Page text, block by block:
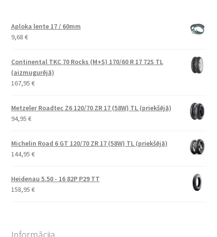
Aploka lente 17 / 60mm
9,68 €
Continental TKC 70 Rocks (M+S) 170/60 R 17 72S TL
(aizmugurējā)
167,95 €
Metzeler Roadtec Z6 120/70 ZR 17 (58W) TL (priekšējā)
94,95 €
Michelin Road 6 GT 120/70 ZR 17 (58W) TL (priekšējā)
144,95 €
Heidenau 5.50 - 16 82P P29 TT
158,95 €
Informācija